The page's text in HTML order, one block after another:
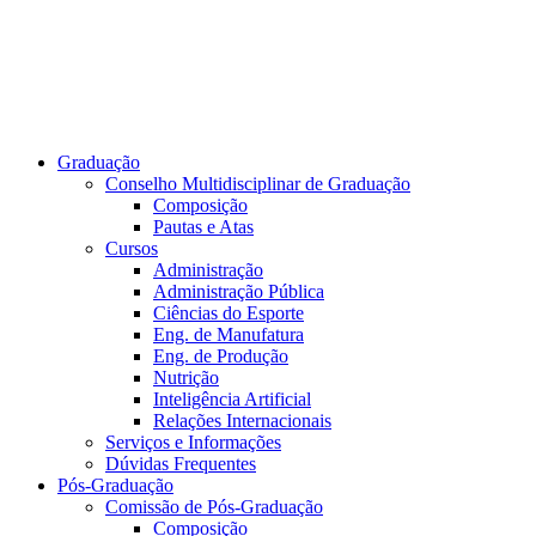
Graduação
Conselho Multidisciplinar de Graduação
Composição
Pautas e Atas
Cursos
Administração
Administração Pública
Ciências do Esporte
Eng. de Manufatura
Eng. de Produção
Nutrição
Inteligência Artificial
Relações Internacionais
Serviços e Informações
Dúvidas Frequentes
Pós-Graduação
Comissão de Pós-Graduação
Composição